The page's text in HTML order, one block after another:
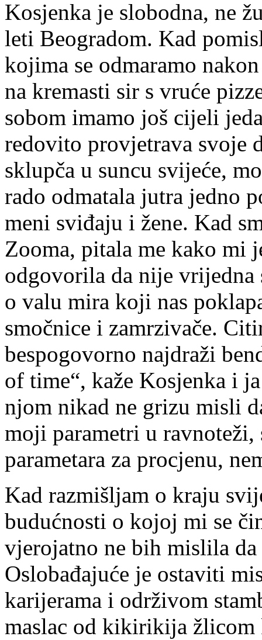
Kosjenka je slobodna, ne
leti Beogradom. Kad
kojima se odmaramo
na kremasti sir s vruće
sobom imamo još cijeli
redovito provjetrava svoje
sklupča u suncu svijeće,
rado odmatala jutra jedno
meni sviđaju i žene. Kad
Zooma, pitala me kako mi
odgovorila da nije vrijedna
o valu mira koji nas
smočnice i zamrzivače.
bespogovorno najdraži
of time“, kaže Kosjenka i
njom nikad ne grizu misli
moji parametri u ravnoteži,
parametara za procjenu,
Kad razmišljam o kraju
budućnosti o kojoj mi se
vjerojatno ne bih mislila
Oslobađajuće je ostaviti
karijerama i održivom
maslac od kikirikija žlicom